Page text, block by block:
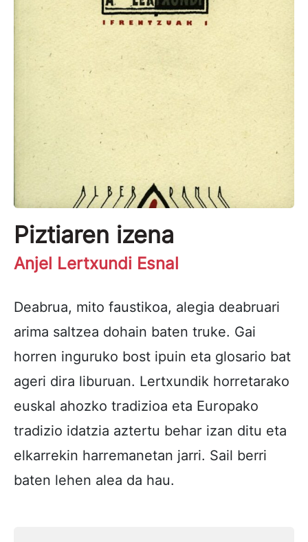
Piztiaren izena
Anjel Lertxundi Esnal
Deabrua, mito faustikoa, alegia deabruari
arima saltzea dohain baten truke. Gai
horren inguruko bost ipuin eta glosario bat
ageri dira liburuan. Lertxundik horretarako
euskal ahozko tradizioa eta Europako
tradizio idatzia aztertu behar izan ditu eta
elkarrekin harremanetan jarri. Sail berri
baten lehen alea da hau.